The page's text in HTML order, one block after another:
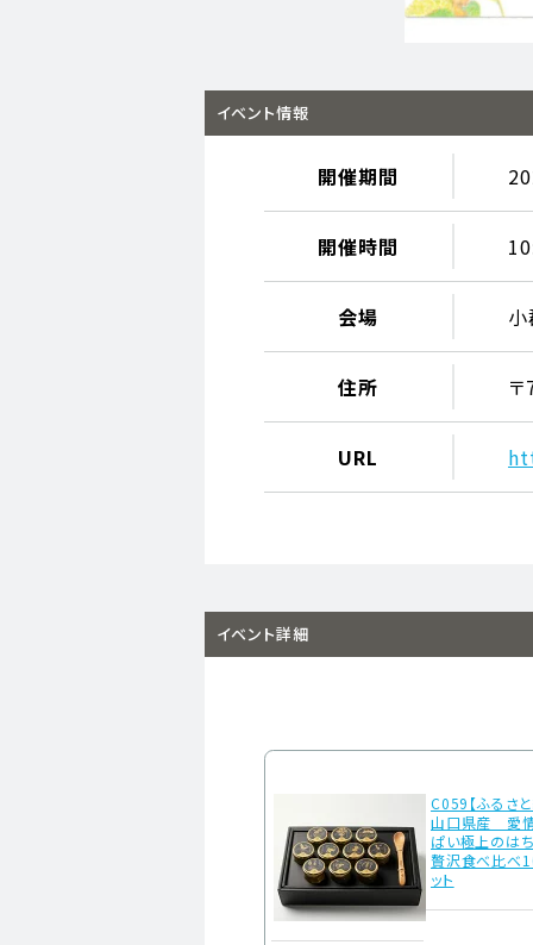
イベント情報
開催期間
開催時間
会場
住所
URL
イベント詳細
C059【ふるさと
山口県産 愛
ぱい極上のは
贅沢食べ比べ
ット